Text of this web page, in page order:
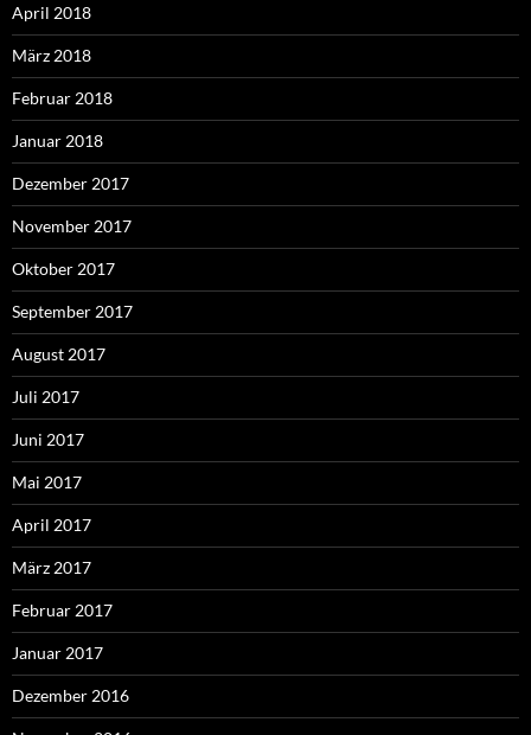
April 2018
März 2018
Februar 2018
Januar 2018
Dezember 2017
November 2017
Oktober 2017
September 2017
August 2017
Juli 2017
Juni 2017
Mai 2017
April 2017
März 2017
Februar 2017
Januar 2017
Dezember 2016